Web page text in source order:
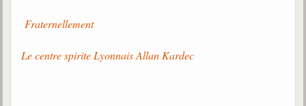
Fraternellement
Le centre spirite Lyonnais Allan Kardec